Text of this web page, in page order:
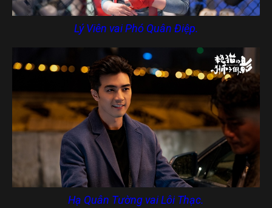
Lý Viên vai Phó Quân Điệp.
Hạ Quân Tường vai Lôi Thạc.